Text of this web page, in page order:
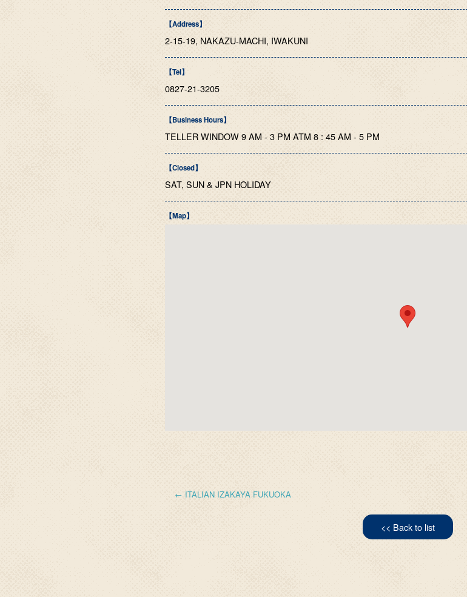
【Address】
2-15-19, NAKAZU-MACHI, IWAKUNI
【Tel】
0827-21-3205
【Business Hours】
TELLER WINDOW 9 AM - 3 PM ATM 8 : 45 AM - 5 PM
【Closed】
SAT, SUN & JPN HOLIDAY
【Map】
← ITALIAN IZAKAYA FUKUOKA
<< Back to list